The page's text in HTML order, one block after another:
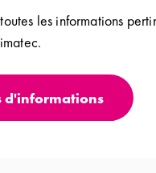
les informations
d'informations